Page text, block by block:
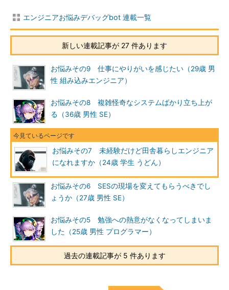
エンジニアお悩みデバッグbot 連載一覧
新しい連載記事が 27 件あります
お悩みその9 仕事にやりがいを感じたい（29歳 男
性 組み込みエンジニア）
お悩みその8 複雑怪奇なシステムばかり立ち上が
る（36歳 男性 SE）
お悩みその7 未経験だけど田舎暮らしエンジニア
になれますか（24歳 学生 うどん）
お悩みその6 SESの現場を変えてもらうべきでし
ょうか（27歳 男性 SE）
お悩みその5 勉強への熱意がなくなってしまいま
した（25歳 男性 プログラマー）
過去の連載記事が 5 件あります